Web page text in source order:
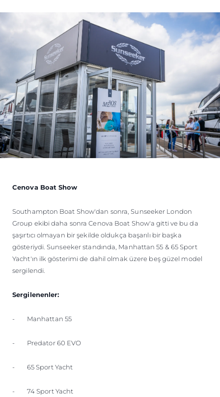
Cenova Boat Show
Southampton Boat Show'dan sonra, Sunseeker London
Group ekibi daha sonra Cenova Boat Show'a gitti ve bu da
şaşırtıcı olmayan bir şekilde oldukça başarılı bir başka
gösteriydi. Sunseeker standında, Manhattan 55 & 65 Sport
Yacht'ın ilk gösterimi de dahil olmak üzere beş güzel model
sergilendi.
Sergilenenler:
- Manhattan 55
- Predator 60 EVO
- 65 Sport Yacht
- 74 Sport Yacht